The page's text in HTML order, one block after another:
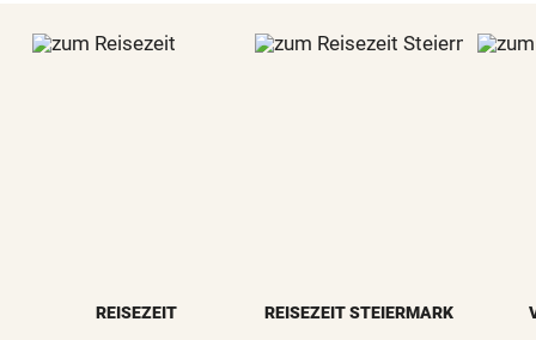
REISEZEIT REISEZEIT STEIERMARK